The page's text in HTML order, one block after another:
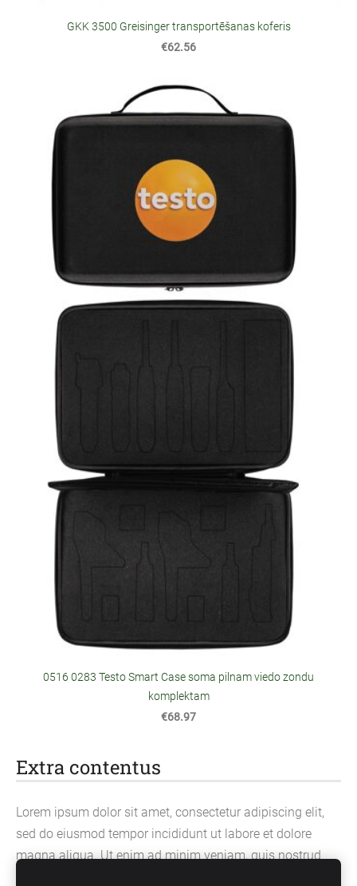
Extra contentus
Lorem ipsum dolor sit amet, consectetur adipiscing elit,
sed do eiusmod tempor incididunt ut labore et dolore
magna aliqua. Ut enim ad minim veniam, quis nostrud
GKK 3500 Greisinger transportēšanas koferis
€62.56
0516 0283 Testo Smart Case soma pilnam viedo zondu
komplektam
€68.97